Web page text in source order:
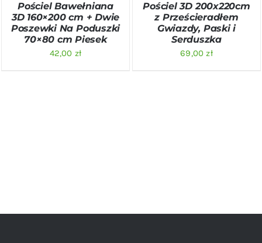
Pościel Bawełniana
3D 160×200 cm + Dwie
Poszewki Na Poduszki
70×80 cm Piesek
42,00 zł
Pościel 3D 200x220cm
z Prześcieradłem
Gwiazdy, Paski i
Serduszka
69,00zł